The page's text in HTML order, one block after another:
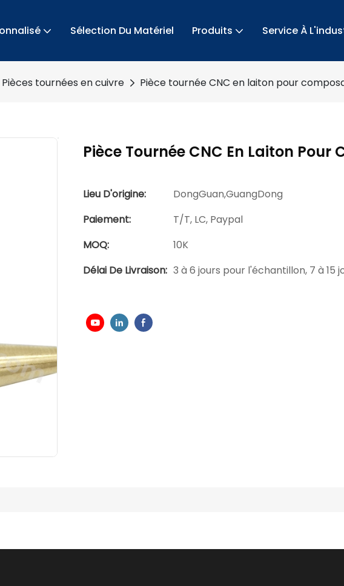
Sélection Du Matériel Produits Service À
Pièces tournées en cuivre Pièce tournée CNC en laiton pour
Pièce Tournée CNC En Laiton Pour
Lieu D'origine:
DongGuan,GuangDong
Paiement:
T/T, LC, Paypal
MOQ:
10K
Délai De Livraison: 3 à 6 jours pour l'échantillon, 7 à